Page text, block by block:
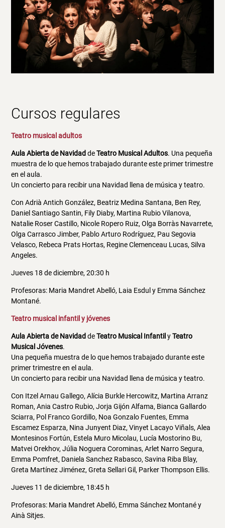
Cursos regulares
Teatro musical adultos
Aula Abierta de Navidad deTeatro Musical Adultos. Una pequeña
muestra de lo que hemos trabajado durante este primer trimestre
en el aula.
Un concierto para recibir una Navidad llena de música y teatro.
Con Adrià Antich González, Beatriz Medina Santana, Ben Rey,
Daniel Santiago Santin, Fily Diaby, Martina Rubio Vilanova,
Natalie Roser Castillo, Nicole Ropero Ruiz, Olga Borràs Navarrete,
Olga Carrasco Jimber, Pablo Arturo Rodríguez, Pau Segovia
Velasco, Rebeca Prats Hortas, Regine Clemenceau Lucas, Silva
Angeles.
Jueves 18 de diciembre, 20:30 h
Profesoras: Maria Mandret Abelló, Laia Esdul y Emma Sánchez
Montané.
Teatro musical infantil y jóvenes
Aula Abierta de Navidad deTeatro Musical Infantil yTeatro
Musical Jóvenes.
Una pequeña muestra de lo que hemos trabajado durante este
primer trimestre en el aula.
Un concierto para recibir una Navidad llena de música y teatro.
Con Itzel Arnau Gallego, Alícia Burkle Hercowitz, Martina Arranz
Roman, Ania Castro Rubio, Jorja Gijón Alfama, Bianca Gallardo
Sciarra, Pol Franco Gordillo, Noa Gonzalo Fuentes, Emma
Escamez Esparza, Nina Junyent Diaz, Vinyet Lacayo Viñals, Alea
Montesinos Fortún, Estela Muro Micolau, Lucía Mostorino Bu,
Matvei Orekhov, Júlia Noguera Corominas, Arlet Narro Segura,
Emma Pomfret, Daniela Sanchez Rabasco, Savina Riba Blay,
Greta Martínez Jiménez, Greta Sellari Gil, Parker Thompson Ellis.
Jueves 11 de diciembre, 18:45 h
Profesoras: Maria Mandret Abelló, Emma Sánchez Montané y
Ainà Sitjes.